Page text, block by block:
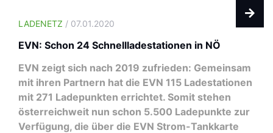
LADENETZ / 07.01.2020
EVN: Schon 24 Schnellladestationen in NÖ
EVN zeigt sich nach 2019 zufrieden: Gemeinsam
mit ihren Partnern hat die EVN 115 Ladestationen
mit 271 Ladepunkten errichtet. Somit stehen
österreichweit nun schon 5.500 Ladepunkte zur
Verfügung, die über die EVN Strom-Tankkarte